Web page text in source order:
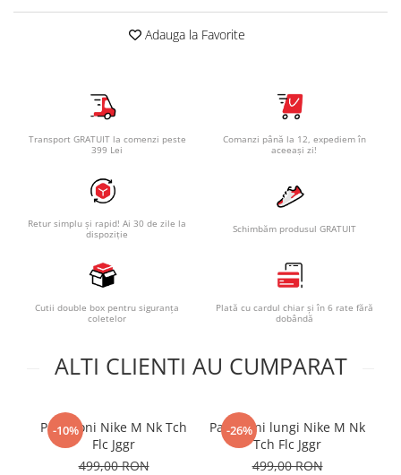
Adauga la Favorite
Transport GRATUIT la comenzi peste
399 Lei
Comanzi până la 12, expediem în
aceeași zi!
Retur simplu și rapid! Ai 30 de zile la
dispoziție
Schimbăm produsul GRATUIT
Cutii double box pentru siguranța
coletelor
Plată cu cardul chiar și în 6 rate fără
dobândă
ALTI CLIENTI AU CUMPARAT
-10%
Pantaloni Nike M Nk Tch
Flc Jggr
499,00 RON
-26%
Pantaloni lungi Nike M Nk
Tch Flc Jggr
499,00 RON